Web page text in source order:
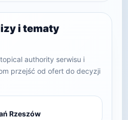
i tematy
authority serwisu i
przejść od ofert do decyzji
Rzeszów